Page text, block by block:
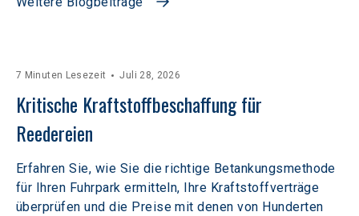
7 Minuten Lesezeit Juli 28, 2026
Kritische Kraftstoffbeschaffung für
Reedereien
Erfahren Sie, wie Sie die richtige Betankungsmethode
für Ihren Fuhrpark ermitteln, Ihre Kraftstoffverträge
überprüfen und die Preise mit denen von Hunderten